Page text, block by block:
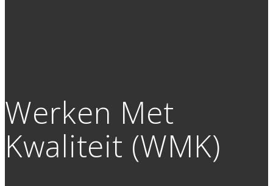
Werken Met
Kwaliteit (WMK)